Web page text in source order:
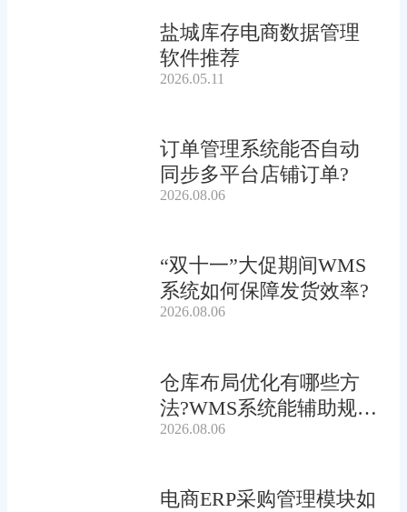
盐城库存电商数据管理
软件推荐
2026.05.11
订单管理系统能否自动
同步多平台店铺订单?
2026.08.06
“双十一”大促期间WMS
系统如何保障发货效率?
2026.08.06
仓库布局优化有哪些方
法?WMS系统能辅助规划
吗?
2026.08.06
电商ERP采购管理模块如